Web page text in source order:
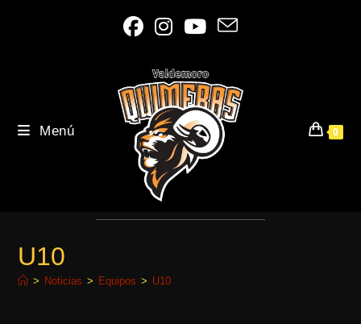
Menú 0
U10
> Noticias > Equipos > U10